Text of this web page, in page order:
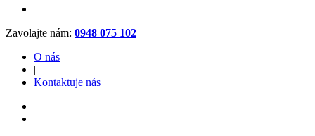
Zavolajte nám: 0948 075 102
O nás
|
Kontaktuje nás